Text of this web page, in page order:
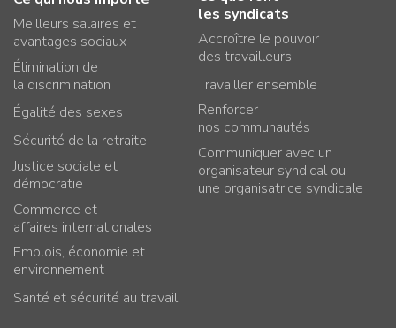
Meilleurs salaires et
avantages sociaux
Élimination de
la discrimination
Égalité des sexes
Sécurité de la retraite
Justice sociale et
démocratie
Commerce et
affaires internationales
Emplois, économie et
environnement
Santé et sécurité au travail
les syndicats
Accroître le pouvoir
des travailleurs
Travailler ensemble
Renforcer
nos communautés
Communiquer avec un
organisateur syndical ou
une organisatrice syndicale